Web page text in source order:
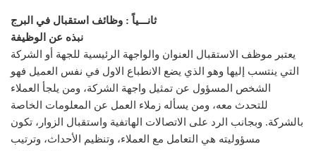
ثانـــياً : وظائف استقبال في البرج
نبذه عن الوظيفة
يعتبر موظف الاستقبال العنوان والواجهة الرئيسية للجهة أو الشركة
التي ينتسب إليها وهو الذي يضع الانطباع الاول في نفس العميل فهو
الشخص المسؤول عن تمثيل واجهة الشركة، ومن يلجأ العملاء
للتحدث معه، ومن يسأله زملاء العمل عن المعلومات الخاصة
بالشركة. وبجانب الرد على الاتصالات الهاتفية واستقبال الزوار، تكون
مسؤوليته هي التعامل مع العملاء، وتنظيم الأحداث، وترتيب